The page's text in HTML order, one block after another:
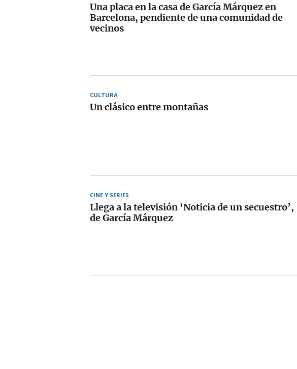
Una placa en la casa de García Márquez en
Barcelona, pendiente de una comunidad de
vecinos
CULTURA
Un clásico entre montañas
CINE Y SERIES
Llega a la televisión ‘Noticia de un secuestro’,
de García Márquez